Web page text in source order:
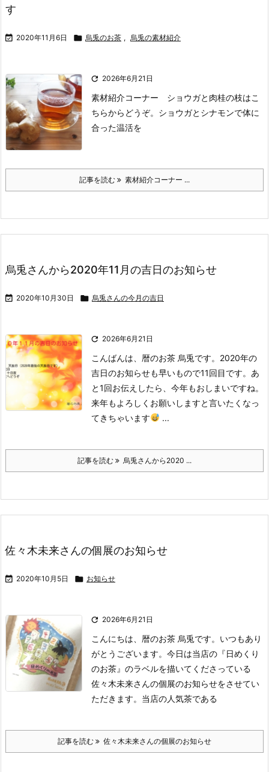
す
 2020年11月6日  烏兎のお茶 , 烏兎の素材紹介
 2026年6月21日
素材紹介コーナー ショウガと肉桂の枝はこ
ちらからどうぞ。 ショウガとシナモンで体に
合った温活を
記事を読む 素材紹介コーナー ...
烏兎さんから2020年11月の吉日のお知らせ
 2020年10月30日  烏兎さんの今月の吉日
 2026年6月21日
こんばんは、暦のお茶 烏兎です。 2020年の
吉日のお知らせも早いもので11回目です。 あ
と1回お伝えしたら、今年もおしまいですね。
来年もよろしくお願いしますと言いたくなっ
てきちゃいます
...
記事を読む 烏兎さんから2020 ...
佐々木未来さんの個展のお知らせ
 2020年10月5日  お知らせ
 2026年6月21日
こんにちは、暦のお茶 烏兎です。 いつもあり
がとうございます。 今日は当店の『日めくり
のお茶』のラベルを描いてくださっている
佐々木未来さんの個展のお知らせをさせてい
ただきます。 当店の人気茶である
記事を読む 佐々木未来さんの個展のお知らせ